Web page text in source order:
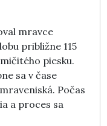
mravce
približne 115
piesku.
sa v čase
Počas
a proces sa